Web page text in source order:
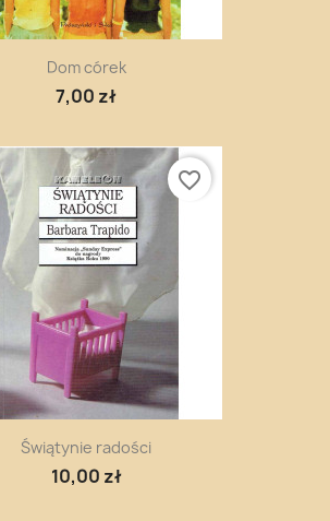
Dom córek
7,00 zł
Świątynie radości
10,00 zł
favorite_border